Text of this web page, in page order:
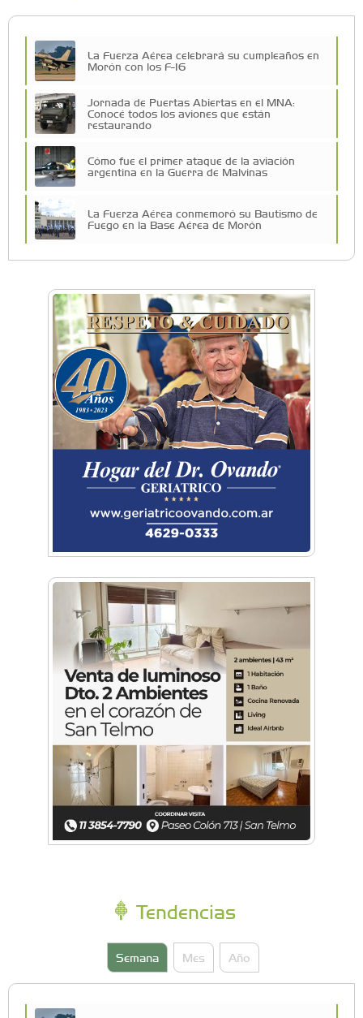
La Fuerza Aérea celebrará su cumpleaños en
Morón con los F-16
Jornada de Puertas Abiertas en el MNA:
Conocé todos los aviones que están
restaurando
Cómo fue el primer ataque de la aviación
argentina en la Guerra de Malvinas
La Fuerza Aérea conmemoró su Bautismo de
Fuego en la Base Aérea de Morón
El Museo Nacional de Aeronáutica recordó la
Guerra de Malvinas con una visita guiada
especial
Morón: Conocé los aviones que combatieron
en la Guerra de Malvinas
Cielos Abiertos: Morón fue sede del evento que
impulsa la inclusión de la mujer en la aviación
Festival aéreo: El cielo de General Rodríguez se
llenó de aviones
Festival aéreo: llega la Convención en Vuelo de
aviones experimentales
Hangar Zero: Conocé el primer museo
aeronáutico privado del país
Conocé a la Escuadrilla Histórica que opera
desde la Base de Morón
Tendencias
Semana Mes Año